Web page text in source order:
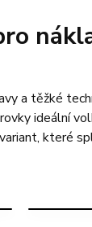
a těžké
ideální
které